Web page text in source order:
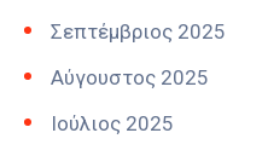
Σεπτέμβριος 2025
Αύγουστος 2025
Ιούλιος 2025